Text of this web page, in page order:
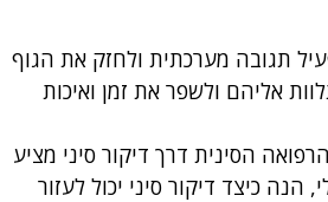
תגובה מערכתית ולחזק את הגוף
אליהם ולשפר את זמן ואיכות
הסינית דרך דיקור סיני מציע
כיצד דיקור סיני יכול לעזור